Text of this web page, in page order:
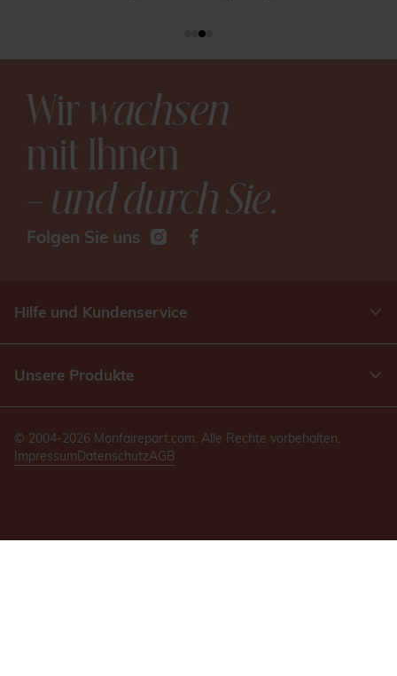
Wirwachsen
mit Ihnen
– und durch Sie.
Folgen Sie uns
Hilfe und Kundenservice
Unsere Produkte
© 2004-2026 Monfairepart.com. Alle Rechte vorbehalten.
ImpressumDatenschutzAGB